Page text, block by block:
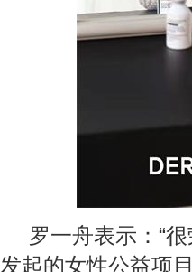
罗一舟表示：“
发起的女性公益项